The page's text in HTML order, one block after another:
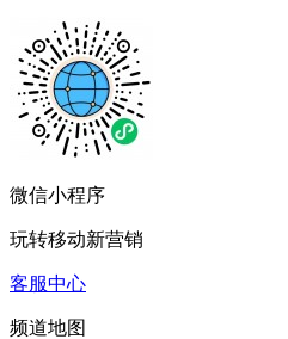
微信小程序
玩转移动新营销
客服中心
频道地图